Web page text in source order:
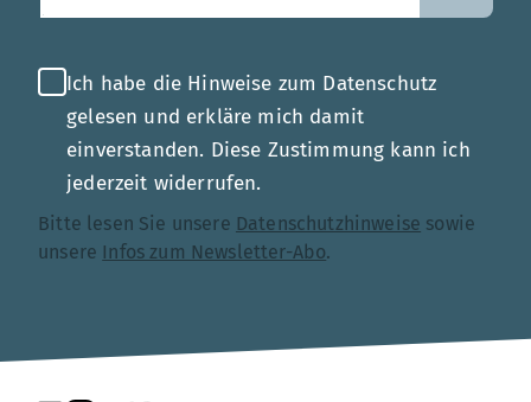
Ich habe die Hinweise zum Datenschutz
gelesen und erkläre mich damit
einverstanden. Diese Zustimmung kann ich
jederzeit widerrufen.
Bitte lesen Sie unsere Datenschutzhinweise sowie
unsere Infos zum Newsletter-Abo.